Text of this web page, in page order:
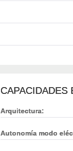
CAPACIDADES
Arquitectura:
Autonomía modo